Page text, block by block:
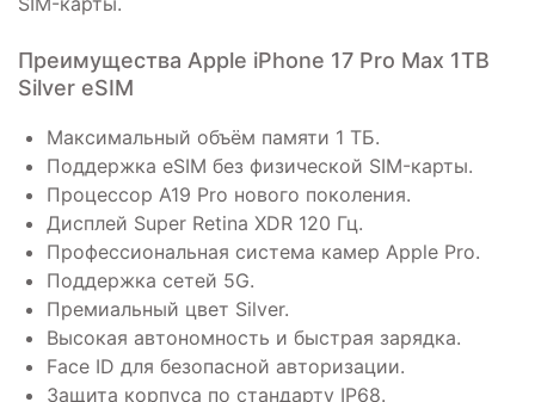
Преимущества Apple iPhone 17 Pro Max 1TB
Silver eSIM
Максимальный объём памяти 1 ТБ.
Поддержка eSIM без физической SIM-карты.
Процессор A19 Pro нового поколения.
Дисплей Super Retina XDR 120 Гц.
Профессиональная система камер Apple Pro.
Поддержка сетей 5G.
Премиальный цвет Silver.
Высокая автономность и быстрая зарядка.
Face ID для безопасной авторизации.
Защита корпуса по стандарту IP68.